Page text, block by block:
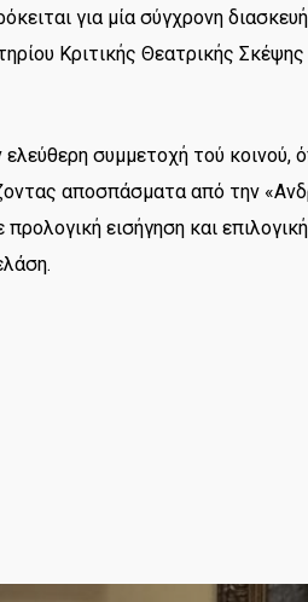
για μία σύγχρονη
Κριτικής Θεατρικής
συμμετοχή τού κοινού,
αποσπάσματα από την
εισήγηση και